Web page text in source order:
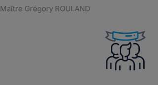
Maître Grégory ROULAND